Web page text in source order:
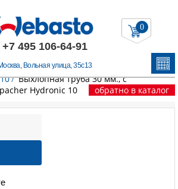
+7 495 106-64-91
Вольная улица, 35с13
0
/ HYDRONIC 10
Монтажный
/ Выхлопная труба 30 мм., с
Hydronic 10
обратно в каталог